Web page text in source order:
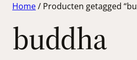
Home/ Producten getagged
buddha